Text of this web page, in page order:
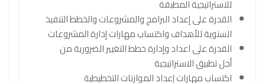
للاستراتيجية المطبقة
القدرة على إعداد البرامج والمشروعات والخطط التنفيذ
السنوية للأهداف واكتساب مهارات إدارة المشروعات
القدرة على اعداد وإدارة خطط التغيير الضرورية من
أجل تطبيق الاستراتيجية
اكتساب مهارات إعداد الموازنات التخطيطية